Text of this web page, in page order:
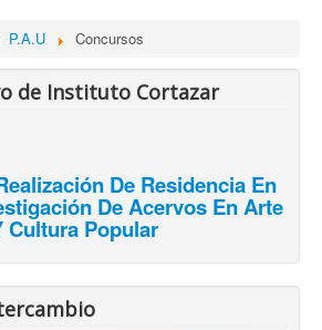
P.A.U Concursos
de Instituto Cortazar
De Residencia En
De Acervos En Arte
Cultura Popular